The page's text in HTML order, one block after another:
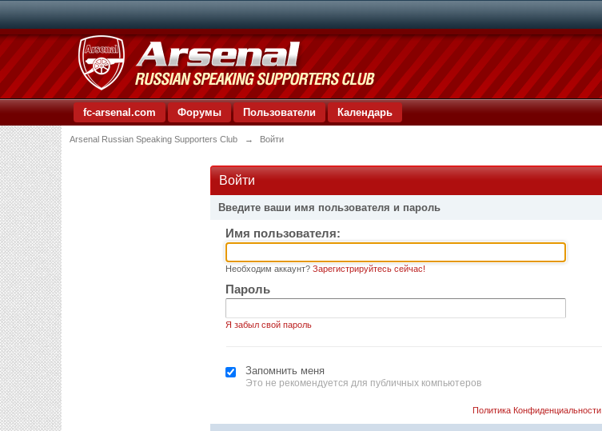
fc-arsenal.com Форумы Пользователи Календарь
Arsenal Russian Speaking Supporters Club → Войти
Войти
Введите ваши имя пользователя и пароль
Имя пользователя:
Необходим аккаунт? Зарегистрируйтесь сейчас!
Пароль
Я забыл свой пароль
Запомнить меня
Это не рекомендуется для публичных компьютеров
Политика Конфиденциальности